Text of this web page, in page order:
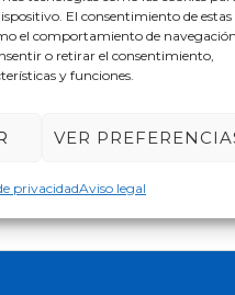
El consentimiento de estas
el comportamiento de
o retirar el consentimiento,
y funciones.
VER
privacidadAviso legal